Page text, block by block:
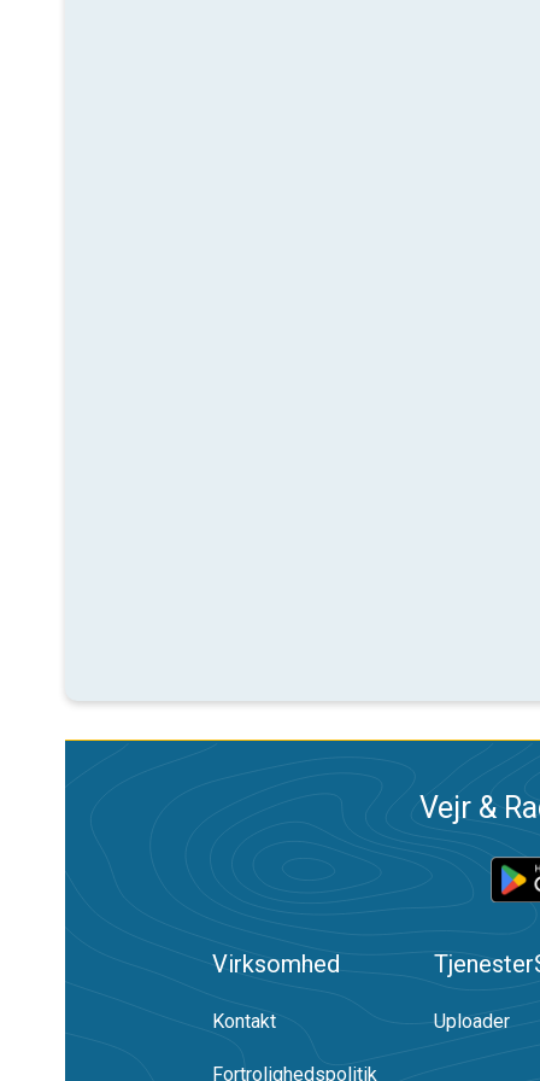
Vejr &
Virksomhed
Kontakt
Fortrolighedspolitik
Tjenester
Uploader